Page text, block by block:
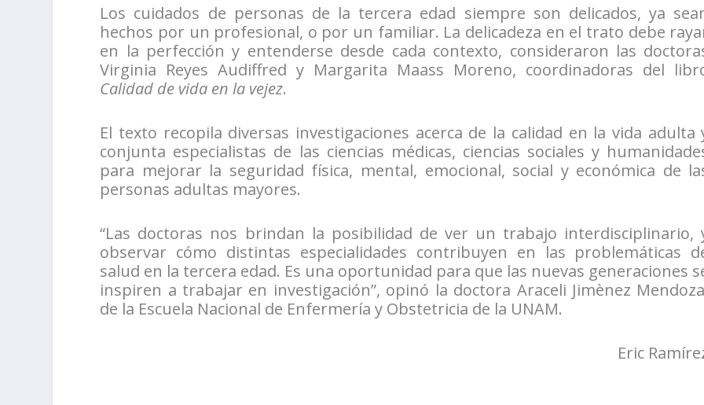
Los cuidados de personas de la tercera edad siempre son delicados, ya
hechos por un profesional, o por un familiar. La delicadeza en el trato debe
en la perfección y entenderse desde cada contexto, consideraron las
Virginia Reyes Audiffred y Margarita Maass Moreno, coordinadoras del
Calidad de vida en la vejez.
El texto recopila diversas investigaciones acerca de la calidad en la vida adulta
conjunta especialistas de las ciencias médicas, ciencias sociales y
para mejorar la seguridad física, mental, emocional, social y económica de
personas adultas mayores.
“Las doctoras nos brindan la posibilidad de ver un trabajo interdisciplinario,
observar cómo distintas especialidades contribuyen en las problemáticas
salud en la tercera edad. Es una oportunidad para que las nuevas generaciones
inspiren a trabajar en investigación”, opinó la doctora Araceli Jimènez
de la Escuela Nacional de Enfermería y Obstetricia de la UNAM.
Eric